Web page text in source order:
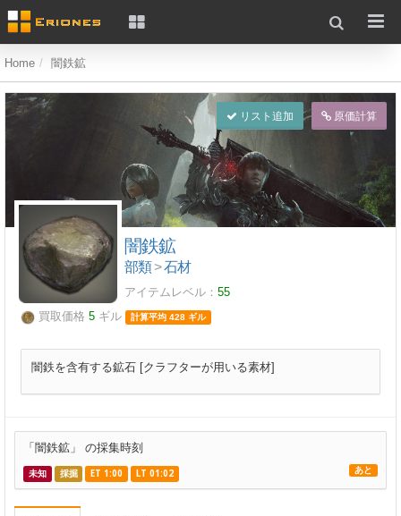
Home 闇鉄鉱
リスト追加 原価計算
闇鉄鉱
部類>石材
アイテムレベル： 55
買取価格 5 ギル 計算平均 428 ギル
闇鉄を含有する鉱石 [クラフターが用いる素材]
「闇鉄鉱」 の採集時刻
未知 採掘 あと
ET 1:00 LT 01:02